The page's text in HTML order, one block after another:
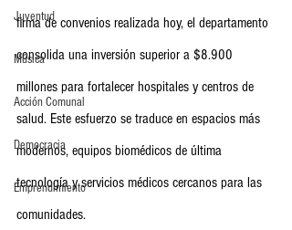
Juventud
Música
Acción Comunal
Democracia
Emprendimiento
firma de convenios realizada hoy, el departamento
consolida una inversión superior a $8.900
millones para fortalecer hospitales y centros de
salud. Este esfuerzo se traduce en espacios más
modernos, equipos biomédicos de última
tecnología y servicios médicos cercanos para las
comunidades.